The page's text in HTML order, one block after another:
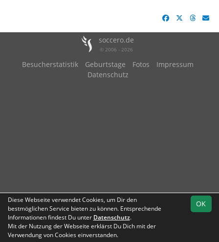
Team
soccero.de
© 2006 - 2026
Besucherstatistik Geburtstage Fotos
Impressum
Datenschutz
OK
Diese Webseite verwendet Cookies, um Dir den
bestmöglichen Service bieten zu können. Entsprechende
Informationen findest Du unter Datenschutz.
Mit der Nutzung der Webseite erklärst Du Dich mit der
Verwendung von Cookies einverstanden.